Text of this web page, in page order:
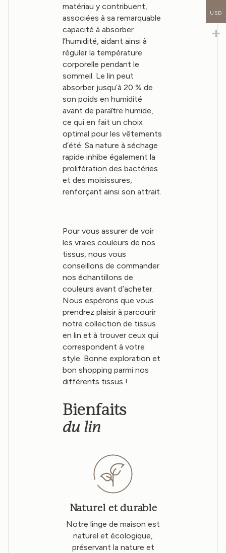
matériau y contribuent,
associées à sa remarquable
capacité à absorber
l’humidité, aidant ainsi à
réguler la température
corporelle pendant le
sommeil. Le lin peut
absorber jusqu’à 20 % de
son poids en humidité
avant de paraître humide,
ce qui en fait un choix
optimal pour les vêtements
d’été. Sa nature à séchage
rapide inhibe également la
prolifération des bactéries
et des moisissures,
renforçant ainsi son attrait.
Pour vous assurer de voir
les vraies couleurs de nos
tissus, nous vous
conseillons de commander
nos échantillons de
couleurs avant d’acheter.
Nous espérons que vous
prendrez plaisir à parcourir
notre collection de tissus
en lin et à trouver ceux qui
correspondent à votre
style. Bonne exploration et
bon shopping parmi nos
différents tissus !
Bienfaits
du lin
Naturel et durable
Notre linge de maison est
naturel et écologique,
préservant la nature et
USD